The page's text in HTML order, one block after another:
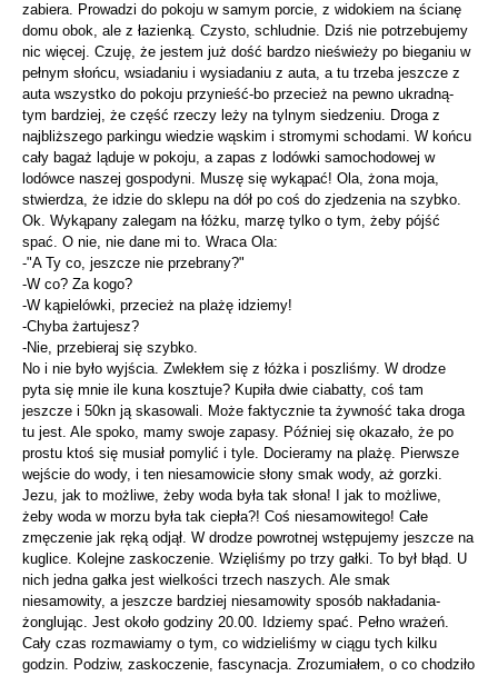
zabiera. Prowadzi do pokoju w samym porcie, z widokiem na ścianę
domu obok, ale z łazienką. Czysto, schludnie. Dziś nie potrzebujemy
nic więcej. Czuję, że jestem już dość bardzo nieświeży po bieganiu w
pełnym słońcu, wsiadaniu i wysiadaniu z auta, a tu trzeba jeszcze z
auta wszystko do pokoju przynieść-bo przecież na pewno ukradną-
tym bardziej, że część rzeczy leży na tylnym siedzeniu. Droga z
najbliższego parkingu wiedzie wąskim i stromymi schodami. W końcu
cały bagaż ląduje w pokoju, a zapas z lodówki samochodowej w
lodówce naszej gospodyni. Muszę się wykąpać! Ola, żona moja,
stwierdza, że idzie do sklepu na dół po coś do zjedzenia na szybko.
Ok. Wykąpany zalegam na łóżku, marzę tylko o tym, żeby pójść
spać. O nie, nie dane mi to. Wraca Ola:
-"A Ty co, jeszcze nie przebrany?"
-W co? Za kogo?
-W kąpielówki, przecież na plażę idziemy!
-Chyba żartujesz?
-Nie, przebieraj się szybko.
No i nie było wyjścia. Zwlekłem się z łóżka i poszliśmy. W drodze
pyta się mnie ile kuna kosztuje? Kupiła dwie ciabatty, coś tam
jeszcze i 50kn ją skasowali. Może faktycznie ta żywność taka droga
tu jest. Ale spoko, mamy swoje zapasy. Później się okazało, że po
prostu ktoś się musiał pomylić i tyle. Docieramy na plażę. Pierwsze
wejście do wody, i ten niesamowicie słony smak wody, aż gorzki.
Jezu, jak to możliwe, żeby woda była tak słona! I jak to możliwe,
żeby woda w morzu była tak ciepła?! Coś niesamowitego! Całe
zmęczenie jak ręką odjął. W drodze powrotnej wstępujemy jeszcze na
kuglice. Kolejne zaskoczenie. Wzięliśmy po trzy gałki. To był błąd. U
nich jedna gałka jest wielkości trzech naszych. Ale smak
niesamowity, a jeszcze bardziej niesamowity sposób nakładania-
żonglując. Jest około godziny 20.00. Idziemy spać. Pełno wrażeń.
Cały czas rozmawiamy o tym, co widzieliśmy w ciągu tych kilku
godzin. Podziw, zaskoczenie, fascynacja. Zrozumiałem, o co chodziło